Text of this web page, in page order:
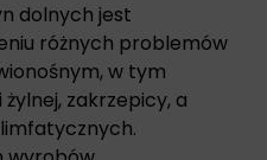
dolnych jest
różnych problemów
w tym
zakrzepicy, a